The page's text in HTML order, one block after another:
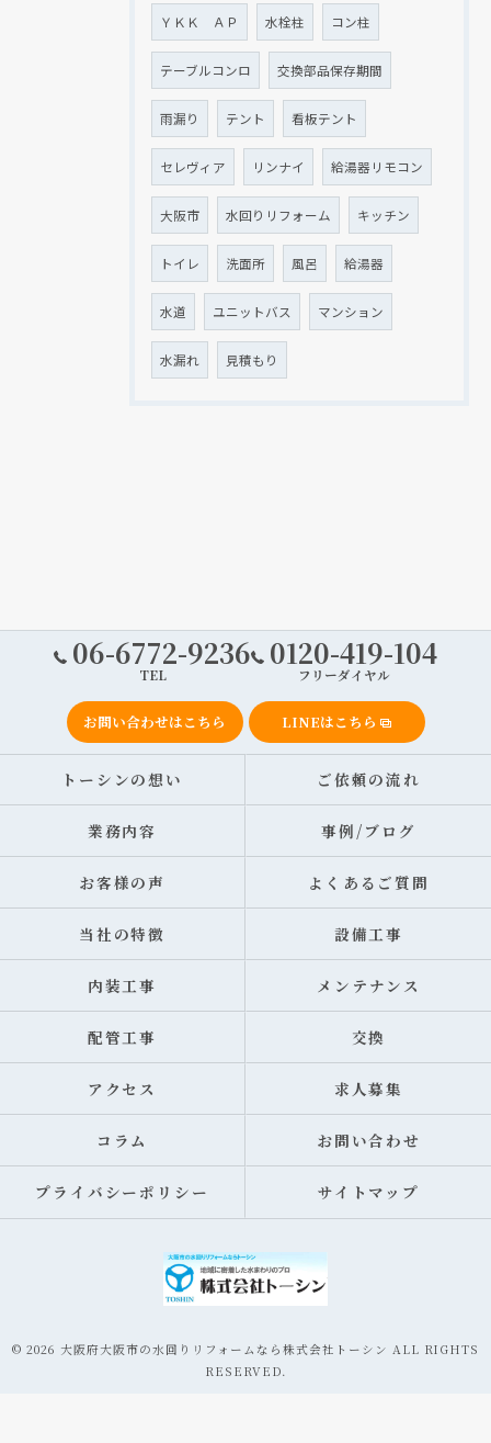
ＹＫＫ ＡＰ 水栓柱 コン柱
テーブルコンロ 交換部品保存期間
雨漏り テント 看板テント
セレヴィア リンナイ 給湯器リモコン
大阪市 水回りリフォーム キッチン
トイレ 洗面所 風呂 給湯器
水道 ユニットバス マンション
水漏れ 見積もり
06-6772-9236
TEL
0120-419-104
フリーダイヤル
お問い合わせはこちら LINEはこちら
トーシンの想い ご依頼の流れ
業務内容 事例/ブログ
お客様の声 よくあるご質問
当社の特徴 設備工事
内装工事 メンテナンス
配管工事 交換
アクセス 求人募集
コラム お問い合わせ
プライバシーポリシー サイトマップ
© 2026 大阪府大阪市の水回りリフォームなら株式会社トーシン ALL RIGHTS
RESERVED.